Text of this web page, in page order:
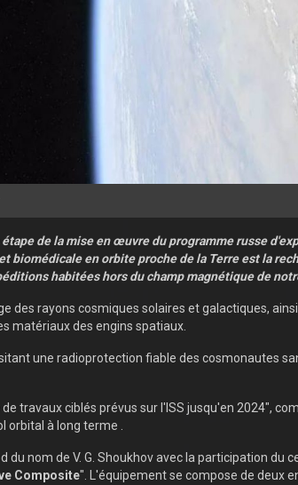
de la mise en œuvre du programme russe
biomédicale en orbite proche de la Terre est la
habitées hors du champ magnétique de
des rayons cosmiques solaires et galactiques,
matériaux des engins spatiaux.
une radioprotection fiable des cosmonautes
travaux ciblés prévus sur l'ISS jusqu'en 2024",
orbital à long terme .
nom de V. G. Shoukhov avec la participation du
Composite". L'équipement se compose de deux